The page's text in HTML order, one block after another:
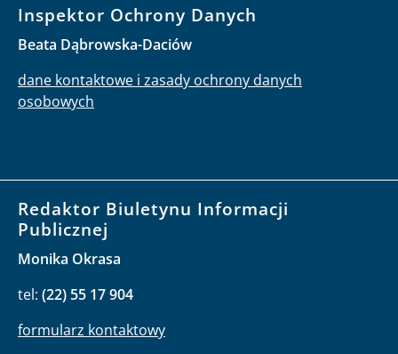
Inspektor Ochrony Danych
Beata Dąbrowska-Daciów
dane kontaktowe i zasady ochrony danych
osobowych
Redaktor Biuletynu Informacji
Publicznej
Monika Okrasa
tel: (22) 55 17 904
formularz kontaktowy